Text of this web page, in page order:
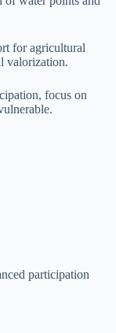
for agricultural
valorization.
focus on
participation